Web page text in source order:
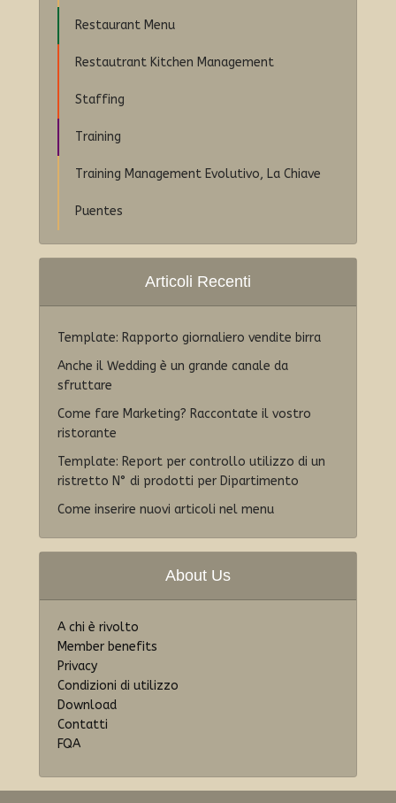
Restaurant Menu
Restautrant Kitchen Management
Staffing
Training
Training Management Evolutivo, La Chiave
Puentes
Articoli Recenti
Template: Rapporto giornaliero vendite birra
Anche il Wedding è un grande canale da
sfruttare
Come fare Marketing? Raccontate il vostro
ristorante
Template: Report per controllo utilizzo di un
ristretto N° di prodotti per Dipartimento
Come inserire nuovi articoli nel menu
About Us
A chi è rivolto
Member benefits
Privacy
Condizioni di utilizzo
Download
Contatti
FQA